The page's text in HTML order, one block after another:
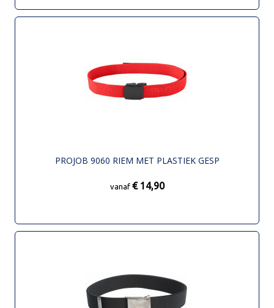
PROJOB 9060 RIEM MET PLASTIEK GESP
vanaf € 14,90